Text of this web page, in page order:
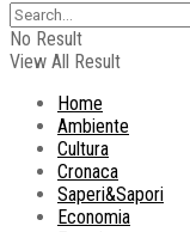
No Result
View All Result
Home
Ambiente
Cultura
Cronaca
Saperi&Sapori
Economia